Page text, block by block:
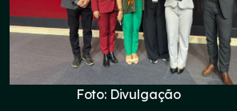
Foto: Divulgação